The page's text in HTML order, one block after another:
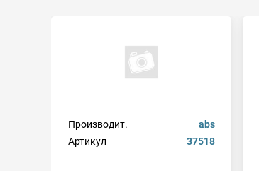
Производит.
abs
Артикул
37518